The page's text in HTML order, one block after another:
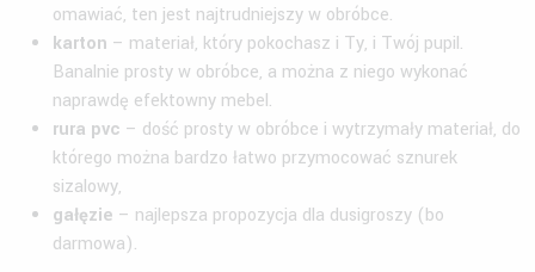
omawiać, ten jest najtrudniejszy w obróbce.
karton – materiał, który pokochasz i Ty, i Twój pupil.
Banalnie prosty w obróbce, a można z niego wykonać
naprawdę efektowny mebel.
rura pvc – dość prosty w obróbce i wytrzymały materiał, do
którego można bardzo łatwo przymocować sznurek
sizalowy,
gałęzie – najlepsza propozycja dla dusigroszy (bo
darmowa).